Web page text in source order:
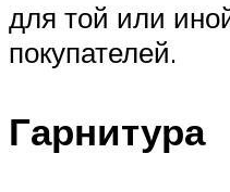
для той или
покупателей.
Гарнитура